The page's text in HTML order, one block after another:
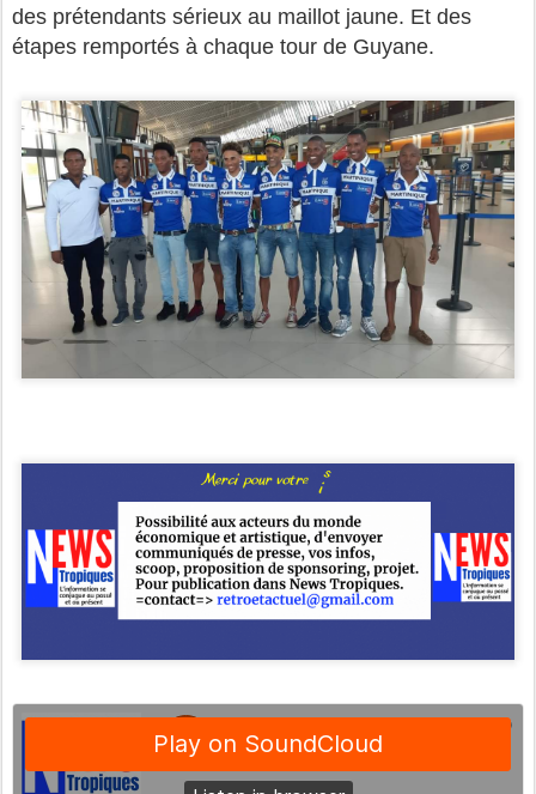
des prétendants sérieux au maillot jaune. Et des
étapes remportés à chaque tour de Guyane.